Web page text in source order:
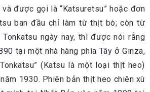
được gọi là “Katsuretsu” hoặc đơn
ban đầu chỉ làm từ thịt bò; còn từ
ngày nay, thì được nói rằng
tại một nhà hàng phía Tây ở Ginza,
(Katsu là một loại thịt heo)
1930. Phiên bản thịt heo chiên xù